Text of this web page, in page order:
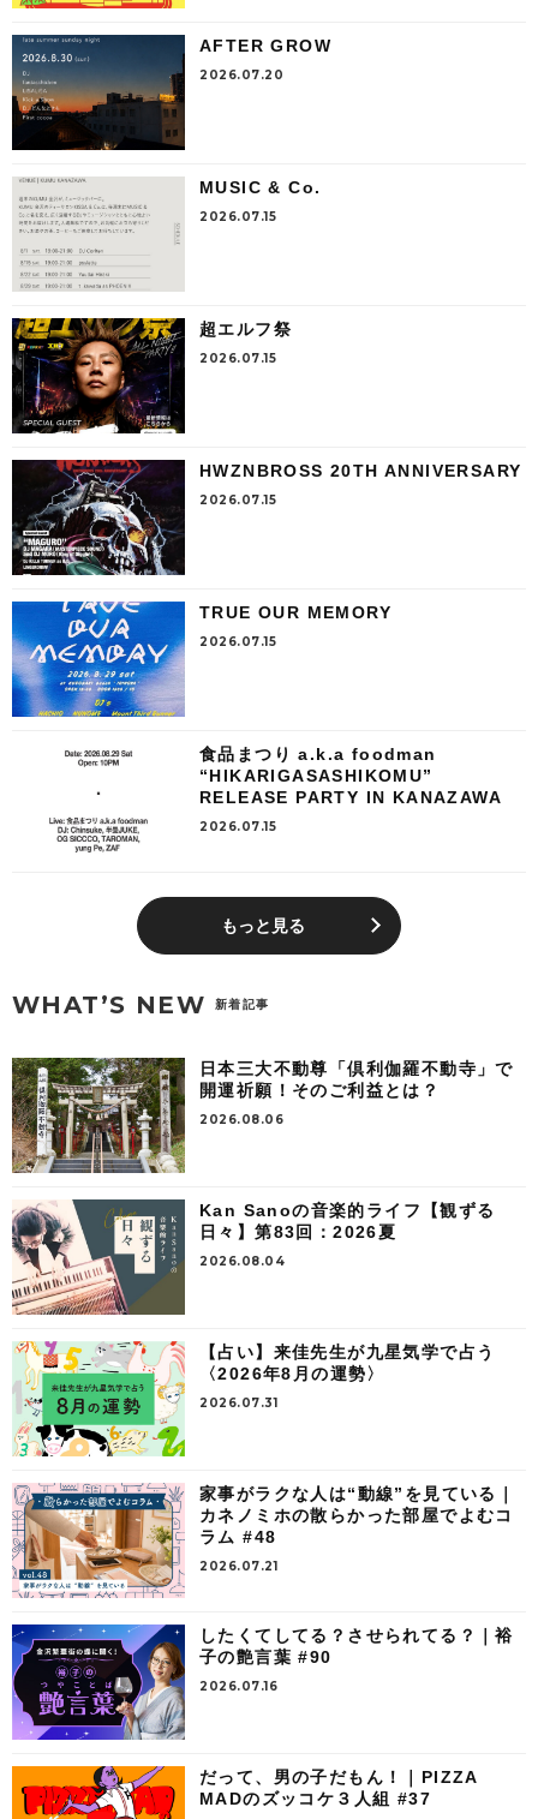
AFTER GROW
2026.07.20
MUSIC & Co.
2026.07.15
超エルフ祭
2026.07.15
HWZNBROSS 20TH ANNIVERSARY
2026.07.15
TRUE OUR MEMORY
2026.07.15
食品まつり a.k.a foodman
“HIKARIGASASHIKOMU”
RELEASE PARTY IN KANAZAWA
2026.07.15
もっと見る
WHAT’S NEW 新着記事
日本三大不動尊「倶利伽羅不動寺」で
開運祈願！そのご利益とは？
2026.08.06
Kan Sanoの音楽的ライフ【観ずる
日々】第83回：2026夏
2026.08.04
【占い】来佳先生が九星気学で占う
〈2026年8月の運勢〉
2026.07.31
家事がラクな人は“動線”を見ている｜
カネノミホの散らかった部屋でよむコ
ラム #48
2026.07.21
したくてしてる？させられてる？｜裕
子の艶言葉 #90
2026.07.16
だって、男の子だもん！｜PIZZA
MADのズッコケ３人組 #37